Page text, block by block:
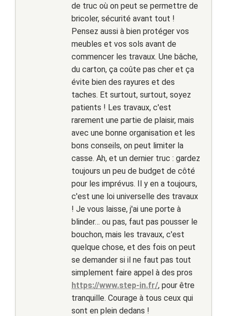
de truc où on peut se permettre de
bricoler, sécurité avant tout !
Pensez aussi à bien protéger vos
meubles et vos sols avant de
commencer les travaux. Une bâche,
du carton, ça coûte pas cher et ça
évite bien des rayures et des
taches. Et surtout, surtout, soyez
patients ! Les travaux, c'est
rarement une partie de plaisir, mais
avec une bonne organisation et les
bons conseils, on peut limiter la
casse. Ah, et un dernier truc : gardez
toujours un peu de budget de côté
pour les imprévus. Il y en a toujours,
c'est une loi universelle des travaux
! Je vous laisse, j'ai une porte à
blinder… ou pas, faut pas pousser le
bouchon, mais les travaux, c'est
quelque chose, et des fois on peut
se demander si il ne faut pas tout
simplement faire appel à des pros
https://www.step-in.fr/, pour être
tranquille. Courage à tous ceux qui
sont en plein dedans !